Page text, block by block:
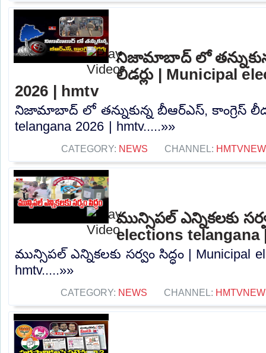
నిజామాబాద్ లో
లీడర్లు | Municipal
2026 | hmtv
నిజామాబాద్ లో తన్నుకున్న బీఆర్ఎస్, కాంగ్రెస్
telangana 2026 | hmtv.....»»
CATEGORY: NEWS CHANNEL:
మున్సిపల్ ఎన్నికలకు
elections telangana
మున్సిపల్ ఎన్నికలకు సర్వం సిద్ధం | Municipal
hmtv.....»»
CATEGORY: NEWS CHANNEL: